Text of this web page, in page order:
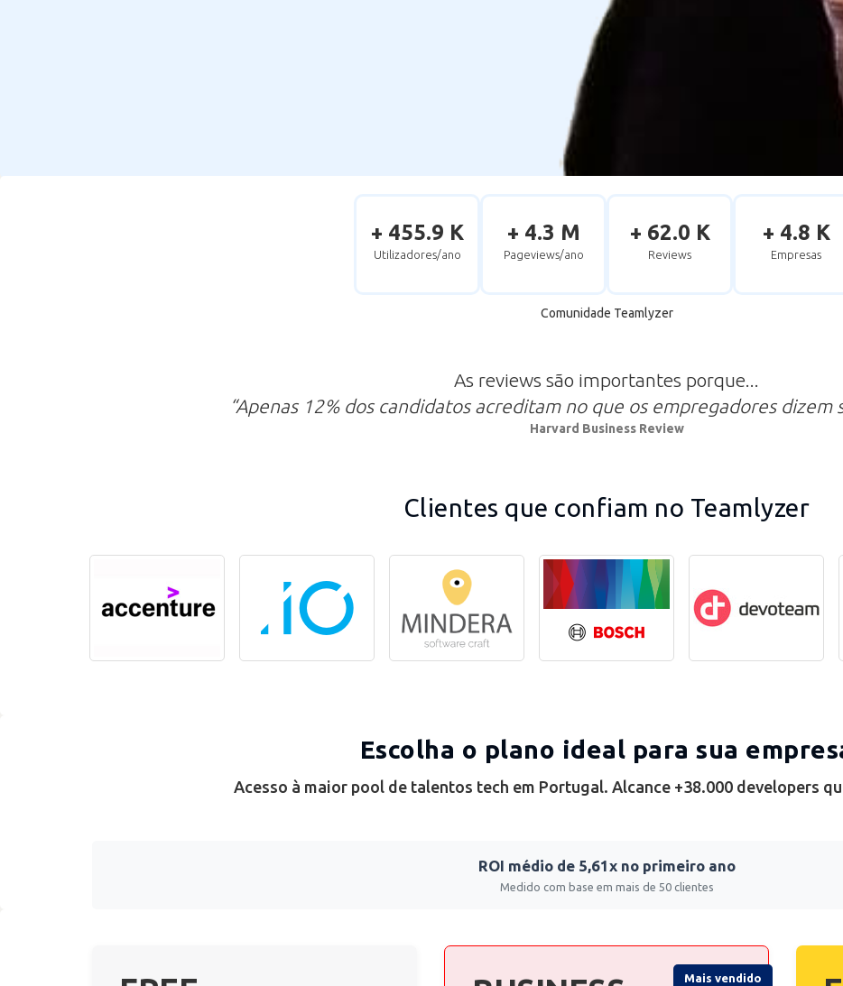
+ 455.9 K
Utilizadores/ano
+ 4.3 M
Pageviews/ano
+ 62.0 K
Reviews
+ 4.8 K
Empresas
Comunidade Teamlyzer
As reviews são importantes porque...
“Apenas 12% dos candidatos acreditam no que os empregadores dizem
Harvard Business Review
Clientes que confiam no Teamlyzer
Escolha o plano ideal para sua
Acesso à maior pool de talentos tech em Portugal. Alcance +38.000 developers
ROI médio de 5,61x no primeiro ano
Medido com base em mais de 50 clientes
Mais vendido